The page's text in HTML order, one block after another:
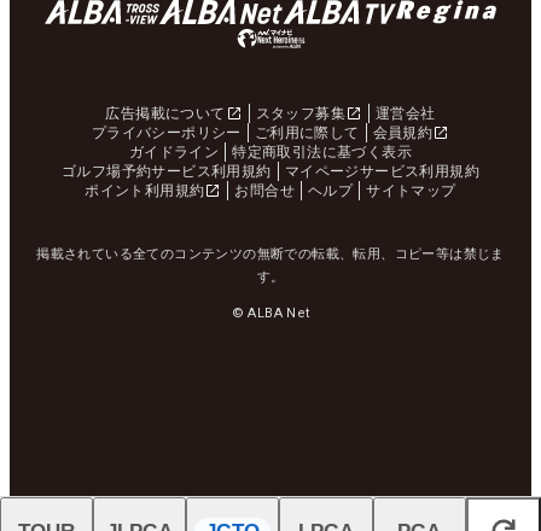
広告掲載について スタッフ募集
運営会社
プライバシーポリシー
ご利用に際して
会員規約
ガイドライン
特定商取引法に基づく表示
ゴルフ場予約サービス利用規約
マイページサービス利用規約
ポイント利用規約
お問合せ ヘルプ サイトマップ
掲載されている全てのコンテンツの無断での転載、転用、コピー等は禁じま
す。
© ALBA Net